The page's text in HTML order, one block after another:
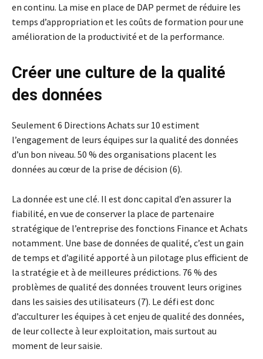
en continu. La mise en place de DAP permet de réduire les
temps d’appropriation et les coûts de formation pour une
amélioration de la productivité et de la performance.
Créer une culture de la qualité
des données
Seulement 6 Directions Achats sur 10 estiment
l’engagement de leurs équipes sur la qualité des données
d’un bon niveau. 50 % des organisations placent les
données au cœur de la prise de décision (6).
La donnée est une clé. Il est donc capital d’en assurer la
fiabilité, en vue de conserver la place de partenaire
stratégique de l’entreprise des fonctions Finance et Achats
notamment. Une base de données de qualité, c’est un gain
de temps et d’agilité apporté à un pilotage plus efficient de
la stratégie et à de meilleures prédictions. 76 % des
problèmes de qualité des données trouvent leurs origines
dans les saisies des utilisateurs (7). Le défi est donc
d’acculturer les équipes à cet enjeu de qualité des données,
de leur collecte à leur exploitation, mais surtout au
moment de leur saisie.